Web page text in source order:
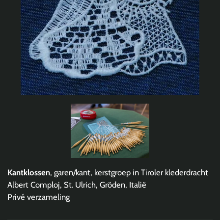
Kantklossen, garen/kant, kerstgroep in Tiroler klederdracht
Albert Comploj, St. Ulrich, Gröden, Italië
Privé verzameling